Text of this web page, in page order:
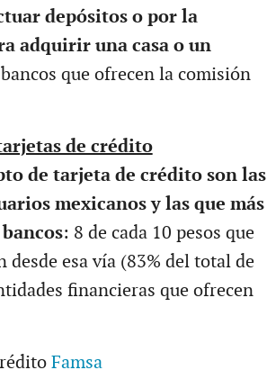
depósitos o por la
adquirir una casa o un
que ofrecen la comisión
de crédito
de tarjeta de crédito son las
mexicanos y las que más
: 8 de cada 10 pesos que
desde esa vía (83% del total de
financieras que ofrecen
Famsa